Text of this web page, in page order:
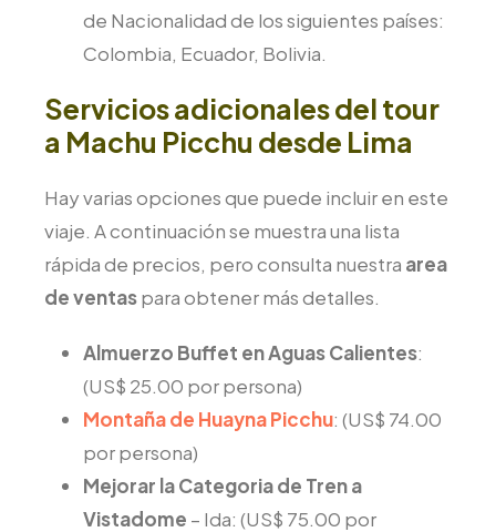
de Nacionalidad de los siguientes países:
Colombia, Ecuador, Bolivia.
Servicios adicionales del tour
a Machu Picchu desde Lima
Hay varias opciones que puede incluir en este
viaje. A continuación se muestra una lista
rápida de precios, pero consulta nuestra area
de ventaspara obtener más detalles.
Almuerzo Buffet en Aguas Calientes:
(US$ 25.00 por persona)
Montaña de Huayna Picchu: (US$ 74.00
por persona)
Mejorar la Categoria de Tren a
Vistadome – Ida: (US$ 75.00 por